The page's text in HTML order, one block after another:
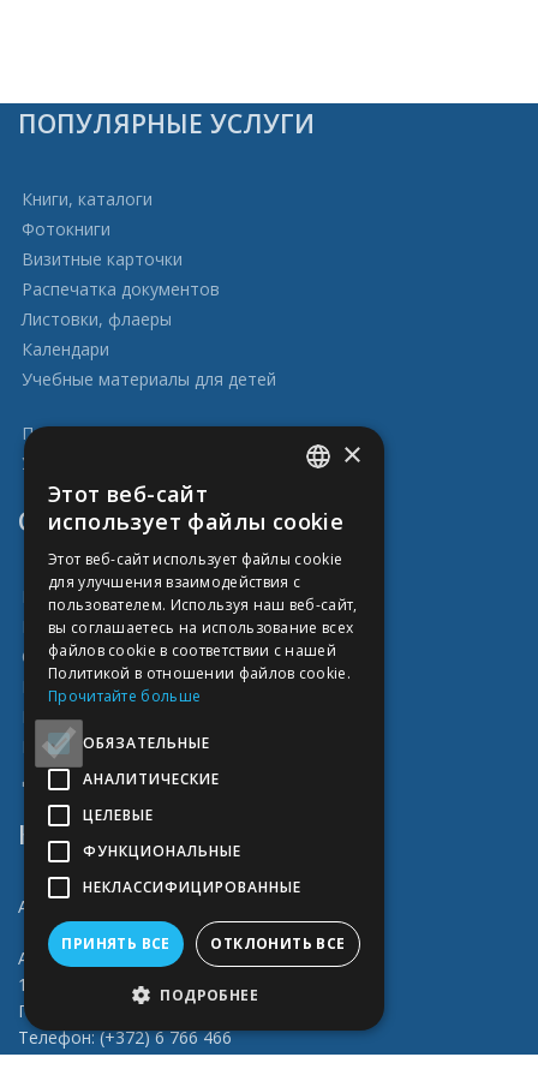
ПОПУЛЯРНЫЕ УСЛУГИ
Книги, каталоги
Фотокниги
Визитные карточки
Распечатка документов
Листовки, флаеры
Календари
Учебные материалы для детей
Политика конфиденциальности
Условия использования
ССЫЛКИ
Главная
Блог
О нас
Полезное
Наши работы
Каталог услуг
Доставка и оплата
КОНТАКТ
Abiprint OÜ
Адрес: Vahuri 4 (Peterburi tee 57a)
11415 Tallinn
Пн-Пт 9.00-17.00
Телефон: (+372) 6 766 466
FINNISH
×
Этот веб-сайт
использует файлы cookie
Этот веб-сайт использует файлы cookie
для улучшения взаимодействия с
пользователем. Используя наш веб-сайт,
вы соглашаетесь на использование всех
файлов cookie в соответствии с нашей
Политикой в ​​отношении файлов cookie.
Прочитайте больше
ОБЯЗАТЕЛЬНЫЕ
АНАЛИТИЧЕСКИЕ
ЦЕЛЕВЫЕ
ФУНКЦИОНАЛЬНЫЕ
НЕКЛАССИФИЦИРОВАННЫЕ
ПРИНЯТЬ ВСЕ ОТКЛОНИТЬ ВСЕ
ПОДРОБНЕЕ